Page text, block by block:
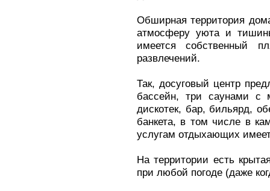
Обширная территория
атмосферу уюта и
имеется собственный
развлечений.
Так, досуговый центр
бассейн, три саунами с
дискотек, бар, бильярд,
банкета, в том числе в
услугам отдыхающих
На территории есть
при любой погоде (даже